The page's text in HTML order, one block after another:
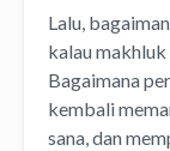
Lalu,
kalau makhluk
Bagaimana
kembali
sana, dan